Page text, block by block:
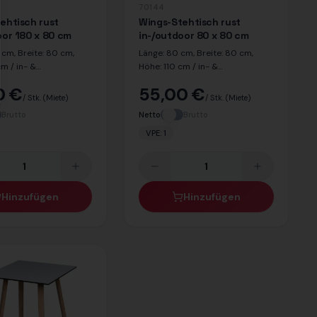
rust
180 x 80 cm
cm, Breite: 80 cm,
/ in- &
Beine: Eiche
€ / Stk. (Miete)
Hinzufügen
Wings-Stehtisch rust
in-/outdoor 80 x 80 cm
Länge: 80 cm, Breite: 80 cm,
Höhe: 110 cm / in- &
rost / Dekor Beine: Eiche
55,00 € / Stk. (Miete)
Netto
VPE: 1
Hinzufügen